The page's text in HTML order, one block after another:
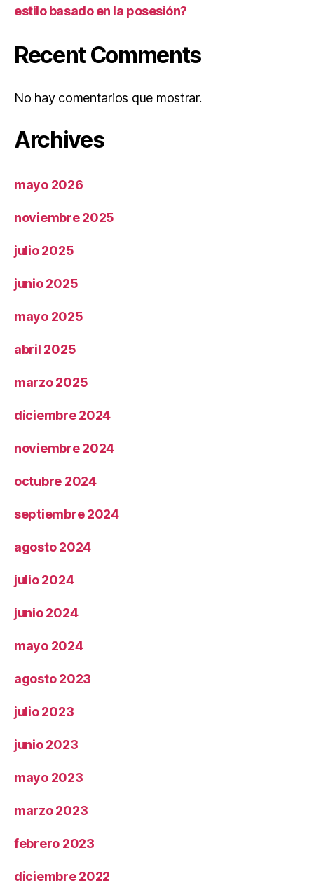
estilo basado en la posesión?
Recent Comments
No hay comentarios que mostrar.
Archives
mayo 2026
noviembre 2025
julio 2025
junio 2025
mayo 2025
abril 2025
marzo 2025
diciembre 2024
noviembre 2024
octubre 2024
septiembre 2024
agosto 2024
julio 2024
junio 2024
mayo 2024
agosto 2023
julio 2023
junio 2023
mayo 2023
marzo 2023
febrero 2023
diciembre 2022